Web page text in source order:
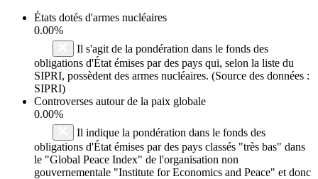
États dotés d'armes nucléaires
0.00%
Il s'agit de la pondération dans le fonds des
obligations d'État émises par des pays qui, selon la liste du
SIPRI, possèdent des armes nucléaires. (Source des données :
SIPRI)
Controverses autour de la paix globale
0.00%
Il indique la pondération dans le fonds des
obligations d'État émises par des pays classés "très bas" dans
le "Global Peace Index" de l'organisation non
gouvernementale "Institute for Economics and Peace" et donc